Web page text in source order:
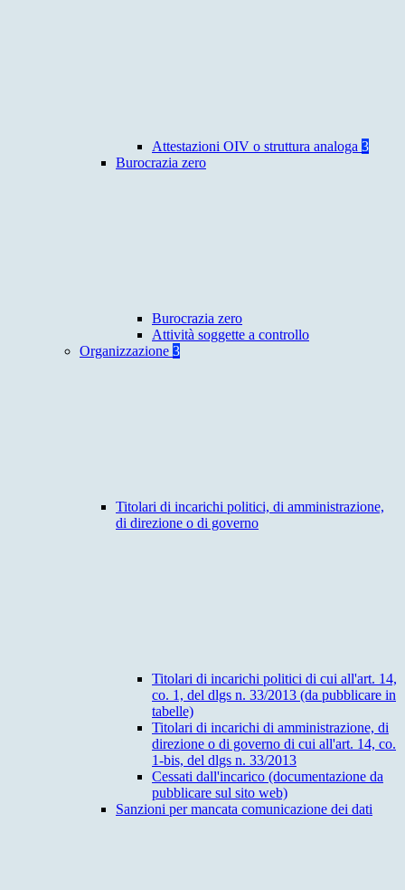
Attestazioni OIV o struttura analoga 3
Burocrazia zero
Burocrazia zero
Attività soggette a controllo
Organizzazione 3
Titolari di incarichi politici, di amministrazione,
di direzione o di governo
Titolari di incarichi politici di cui all'art. 14,
co. 1, del dlgs n. 33/2013 (da pubblicare in
tabelle)
Titolari di incarichi di amministrazione, di
direzione o di governo di cui all'art. 14, co.
1-bis, del dlgs n. 33/2013
Cessati dall'incarico (documentazione da
pubblicare sul sito web)
Sanzioni per mancata comunicazione dei dati